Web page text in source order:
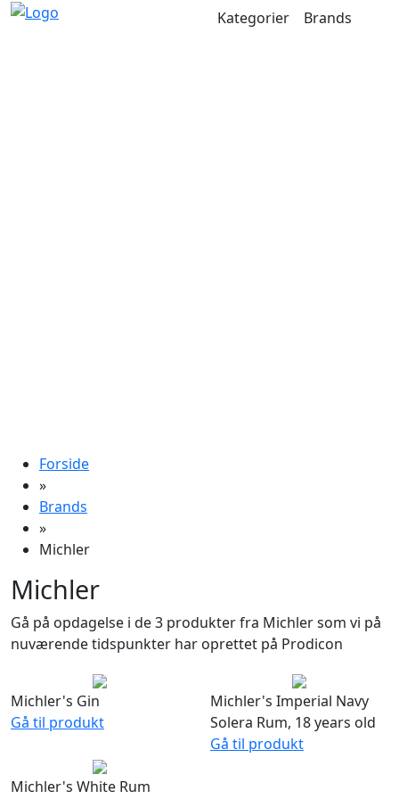
Kategorier Brands
Forside
»
Brands
»
Michler
Michler
Gå på opdagelse i de 3 produkter fra Michler som vi på
nuværende tidspunkter har oprettet på Prodicon
Michler's Gin
Gå til produkt
Michler's Imperial Navy
Solera Rum, 18 years old
Gå til produkt
Michler's White Rum